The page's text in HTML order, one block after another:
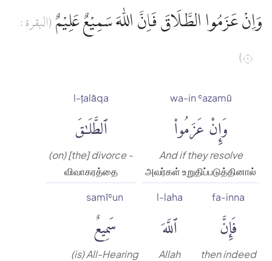
وَاِنْ عَزَمُوا الطَّلَاقَ فَاِنَّ اللّٰهَ سَمِيْعٌ عَلِيْمٌ (البقرة :
٢)
wa-in ʿazamū
وَإِنْ عَزَمُوا۟
And if they resolve
அவர்கள் உறுதிப்படுத்தினால்
l-ṭalāqa
ٱلطَّلَٰقَ
(on) [the] divorce -
விவாகரத்தை
fa-inna
فَإِنَّ
then indeed
l-laha
ٱللَّهَ
Allah
samīʿun
سَمِيعٌ
(is) All-Hearing